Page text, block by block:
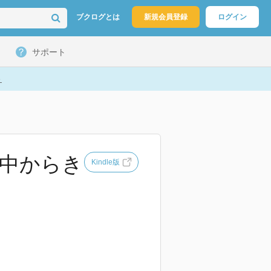
ブクログとは 新規会員登録 ログイン
サポート
からき Kindle版